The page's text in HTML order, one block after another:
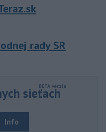
rady SR
sieťach
Info